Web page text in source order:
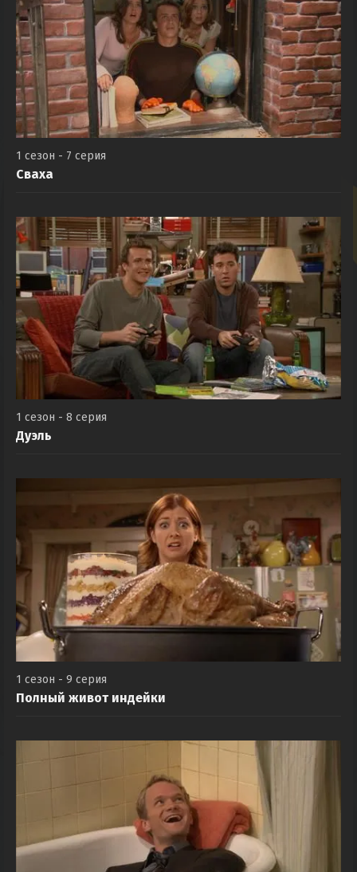
1 сезон - 7 серия
Сваха
1 сезон - 8 серия
Дуэль
1 сезон - 9 серия
Полный живот индейки